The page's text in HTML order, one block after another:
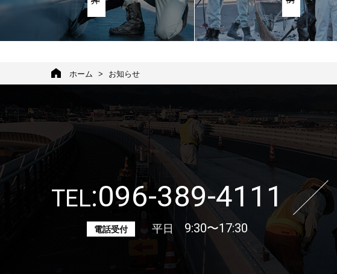
ホーム > お知らせ
TEL:096-389-4111
電話受付 平日 9:30〜17:30